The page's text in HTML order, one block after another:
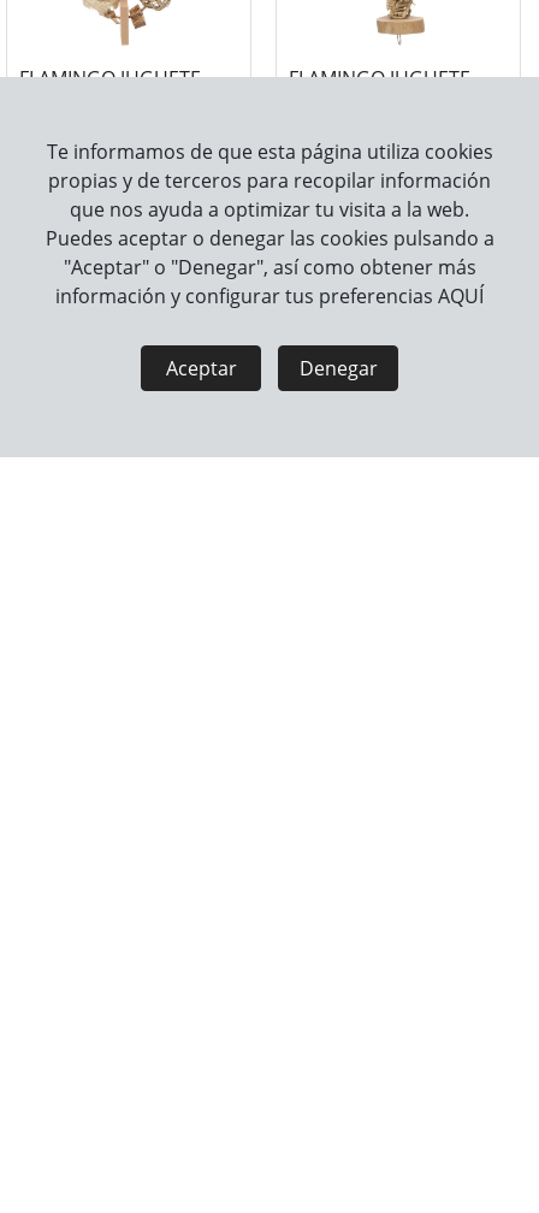
FLAMINGO JUGUETE
-FEM-
FLAMINGO JUGUETE
-ELIN-
FLAMINGO JUGUETE
-CAS-
FLAMINGO JUGUETE
-BERO-
Te informamos de que esta página utiliza cookies
propias y de terceros para recopilar información
que nos ayuda a optimizar tu visita a la web.
Puedes aceptar o denegar las cookies pulsando a
"Aceptar" o "Denegar", así como obtener más
información y configurar tus preferencias AQUÍ
Aceptar Denegar